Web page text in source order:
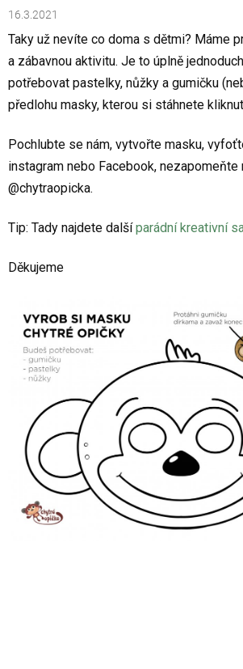
16.3.2021
Taky už nevíte co doma s dětmi? Máme
a zábavnou aktivitu. Je to úplně
potřebovat pastelky, nůžky a gumičku
předlohu masky, kterou si stáhnete
Pochlubte se nám, vytvořte masku,
instagram nebo Facebook, nezapomeňte
@chytraopicka.
Tip: Tady najdete dalšíparádní kreativní
Děkujeme